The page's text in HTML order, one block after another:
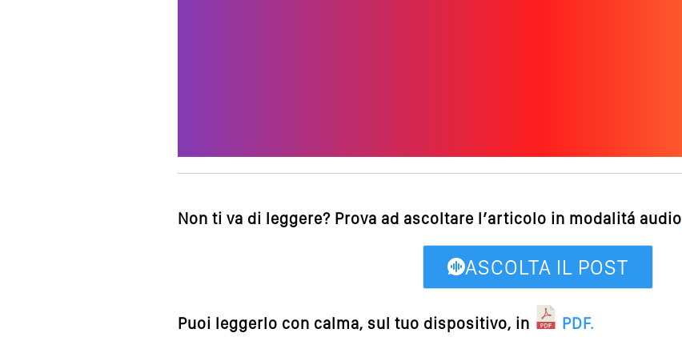
Non ti va di leggere? Prova ad ascoltare l’articolo in modalitá audio
ASCOLTA IL POST
Puoi leggerlo con calma, sul tuo dispositivo, in PDF.